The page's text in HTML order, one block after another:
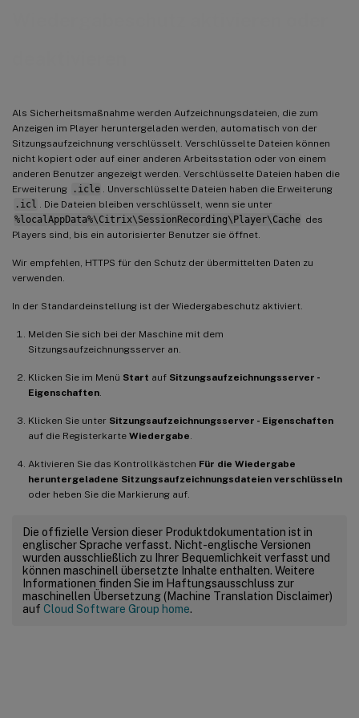
Als Sicherheitsmaßnahme werden Aufzeichnungsdateien, die zum
Anzeigen im Player heruntergeladen werden, automatisch von der
Sitzungsaufzeichnung verschlüsselt. Verschlüsselte Dateien können
nicht kopiert oder auf einer anderen Arbeitsstation oder von einem
anderen Benutzer angezeigt werden. Verschlüsselte Dateien haben die
Erweiterung
.icle
. Unverschlüsselte Dateien haben die Erweiterung
.icl
. Die Dateien bleiben verschlüsselt, wenn sie unter
%localAppData%\Citrix\SessionRecording\Player\Cache des
Players sind, bis ein autorisierter Benutzer sie öffnet.
Wir empfehlen, HTTPS für den Schutz der übermittelten Daten zu
verwenden.
In der Standardeinstellung ist der Wiedergabeschutz aktiviert.
Melden Sie sich bei der Maschine mit dem
Sitzungsaufzeichnungsserver an.
Klicken Sie im Menü Start auf Sitzungsaufzeichnungsserver -
Eigenschaften
Klicken Sie unter Sitzungsaufzeichnungsserver - Eigenschaften
auf die Registerkarte Wiedergabe
Aktivieren Sie das Kontrollkästchen Für die Wiedergabe
heruntergeladene Sitzungsaufzeichnungsdateien verschlüsseln
oder heben Sie die Markierung auf.
Die offizielle Version dieser Produktdokumentation ist in
englischer Sprache verfasst. Nicht-englische Versionen
wurden ausschließlich zu Ihrer Bequemlichkeit verfasst und
können maschinell übersetzte Inhalte enthalten. Weitere
Informationen finden Sie im Haftungsausschluss zur
maschinellen Übersetzung (Machine Translation Disclaimer)
auf Cloud Software Group home.